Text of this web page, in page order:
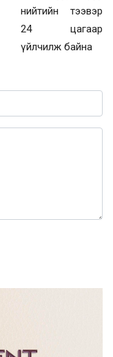
нийтийн тээвэр
24 цагаар
үйлчилж байна